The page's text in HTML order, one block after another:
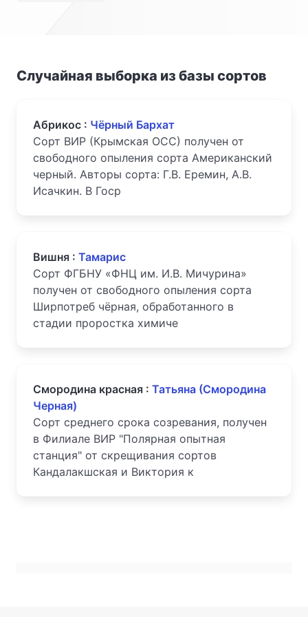
Случайная выборка из базы сортов
Абрикос : Чёрный Бархат
Сорт ВИР (Крымская ОСС) получен от
свободного опыления сорта Американский
черный. Авторы сорта: Г.В. Еремин, А.В.
Исачкин. В Госр
Вишня : Тамарис
Сорт ФГБНУ «ФНЦ им. И.В. Мичурина»
получен от свободного опыления сорта
Ширпотреб чёрная, обработанного в
стадии проростка химиче
Смородина красная : Татьяна (Смородина
Черная)
Сорт среднего срока созревания, получен
в Филиале ВИР "Полярная опытная
станция" от скрещивания сортов
Кандалакшская и Виктория к